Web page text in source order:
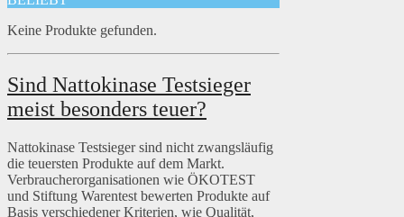
Keine Produkte gefunden.
Sind Nattokinase Testsieger
meist besonders teuer?
Nattokinase Testsieger sind nicht zwangsläufig
die teuersten Produkte auf dem Markt.
Verbraucherorganisationen wie ÖKOTEST
und Stiftung Warentest bewerten Produkte auf
Basis verschiedener Kriterien, wie Qualität,